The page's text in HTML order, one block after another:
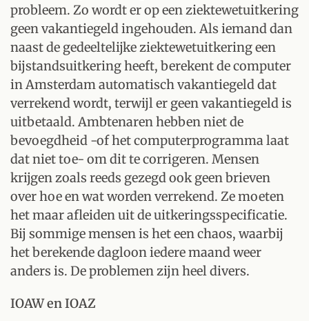
probleem. Zo wordt er op een ziektewetuitkering
geen vakantiegeld ingehouden. Als iemand dan
naast de gedeeltelijke ziektewetuitkering een
bijstandsuitkering heeft, berekent de computer
in Amsterdam automatisch vakantiegeld dat
verrekend wordt, terwijl er geen vakantiegeld is
uitbetaald. Ambtenaren hebben niet de
bevoegdheid -of het computerprogramma laat
dat niet toe- om dit te corrigeren. Mensen
krijgen zoals reeds gezegd ook geen brieven
over hoe en wat worden verrekend. Ze moeten
het maar afleiden uit de uitkeringsspecificatie.
Bij sommige mensen is het een chaos, waarbij
het berekende dagloon iedere maand weer
anders is. De problemen zijn heel divers.
IOAW en IOAZ